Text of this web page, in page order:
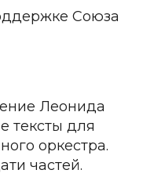
Союза
Леонида
тексты для
оркестра.
частей.